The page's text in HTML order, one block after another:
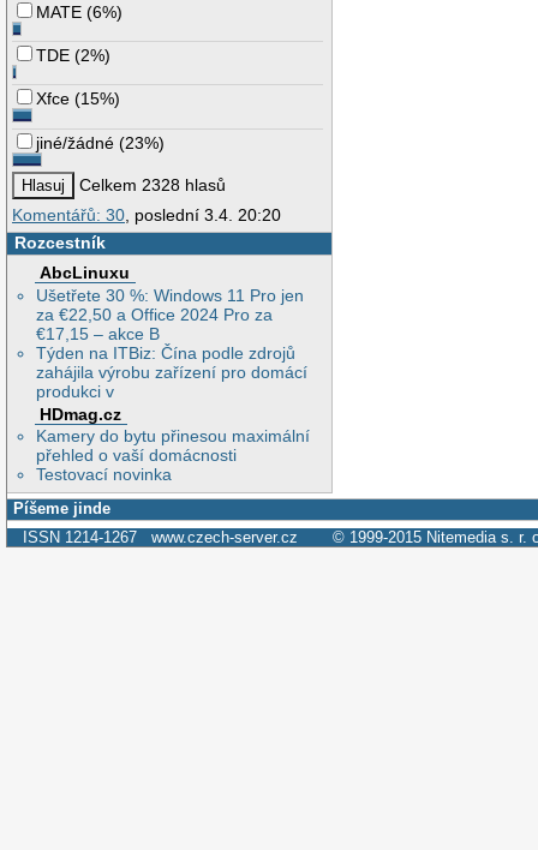
MATE (6%)
TDE (2%)
Xfce (15%)
jiné/žádné (23%)
Celkem 2328 hlasů
Komentářů: 30, poslední 3.4. 20:20
Rozcestník
AbcLinuxu
Ušetřete 30 %: Windows 11 Pro jen
za €22,50 a Office 2024 Pro za
€17,15 – akce B
Týden na ITBiz: Čína podle zdrojů
zahájila výrobu zařízení pro domácí
produkci v
HDmag.cz
Kamery do bytu přinesou maximální
přehled o vaší domácnosti
Testovací novinka
Píšeme jinde
ISSN 1214-1267 www.czech-server.cz © 1999-2015 Nitemedia s. r.